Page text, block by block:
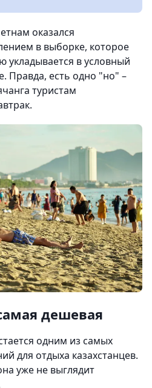
оказался
в выборке, которое
укладывается в условный
Правда, есть одно "но" –
туристам
дешевая
одним из самых
для отдыха казахстанцев.
уже не выглядит